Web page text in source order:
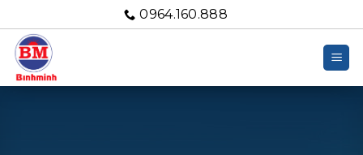
qua
nội
dung
0964.160.888